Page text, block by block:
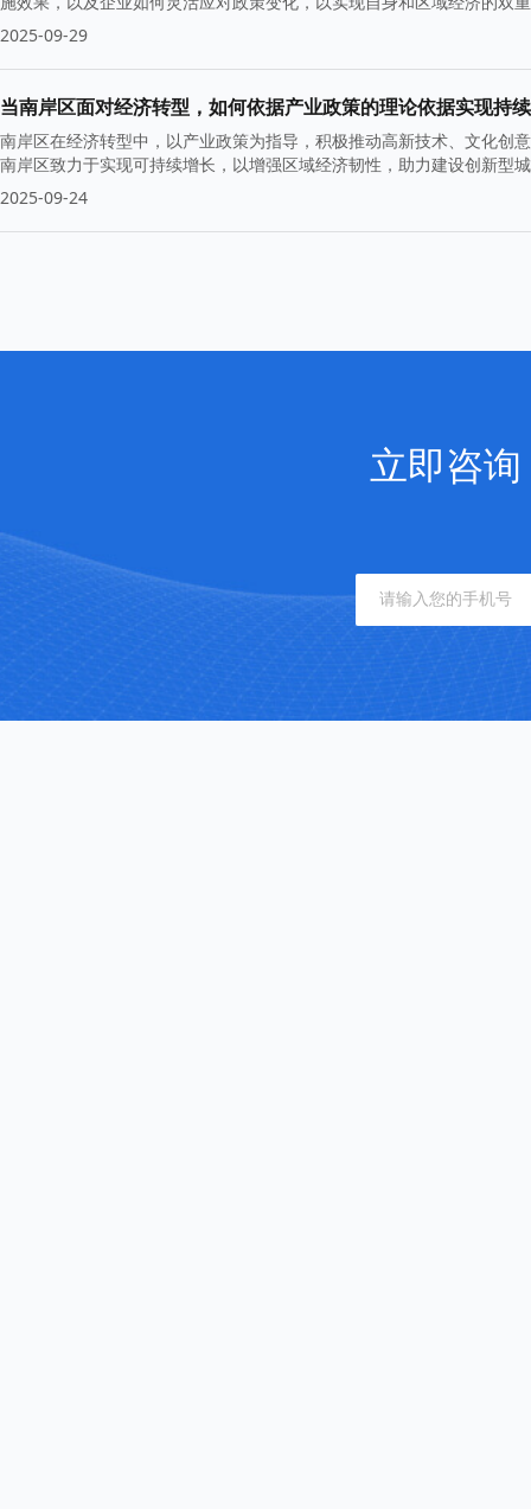
2025-09-29
当南岸区面对经济转型，如何依据产业政策的理论依据实现持
南岸区在经济转型中，以产业政策为指导，积极推动高新技术、文化创
南岸区致力于实现可持续增长，以增强区域经济韧性，助力建设创新型
2025-09-24
立即咨